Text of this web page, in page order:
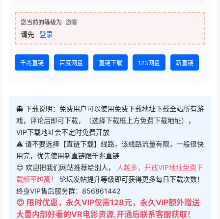
您当前的等级为 游客
请先 登录
千兆直链 百度网盘 直链下载 123网盘 新直链
👻 下载说明：免费用户可以使用免费下载地址下载全站所有游
戏，评论后即可下载，（选择下载框上方免费下载地址），
VIP下载地址会不定时免费开放
⚠ 请不要选择【直链下载】线路，该线路流量有限，一般很快
用完，优先使用新直链跟千兆直链
😊 欢迎把我们网站推荐给别人，
人越多，开放VIP地址免费下
载频率越高！ 论坛发帖提升等级即可获得更多每日下载次数！
终身VIP售后服务群：856861442
😍 限时优惠，永久VIP仅需128元，永久VIP额外赠送
大量内部好看的VR电影资源,开通后联系客服获取！